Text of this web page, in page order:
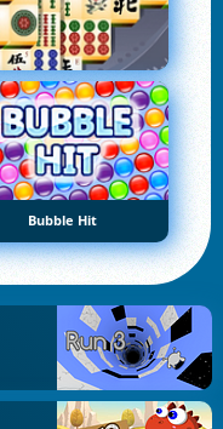
Bubble Hit